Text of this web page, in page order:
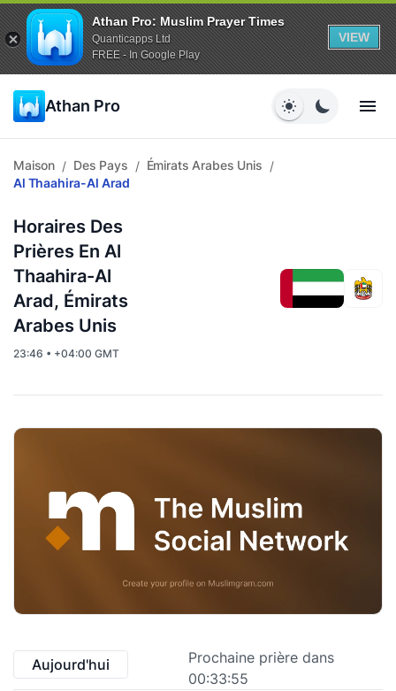
Athan Pro: Muslim Prayer Times
Quanticapps Ltd
FREE - In Google Play
VIEW
Athan Pro
Maison / Des Pays / Émirats Arabes Unis /
Al Thaahira-Al Arad
Horaires Des
Prières En Al
Thaahira-Al
Arad, Émirats
Arabes Unis
23:46 • +04:00 GMT
Aujourd'hui
Prochaine prière dans
00:33:55